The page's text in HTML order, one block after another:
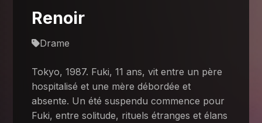
Renoir
Drame
Tokyo, 1987. Fuki, 11 ans, vit entre un père
hospitalisé et une mère débordée et
absente. Un été suspendu commence pour
Fuki, entre solitude, rituels étranges et élans